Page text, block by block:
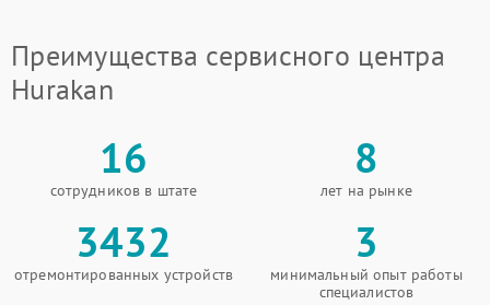
Преимущества сервисного центра
Hurakan
16
сотрудников в штате
8
лет на рынке
3432
отремонтированных устройств
3
минимальный опыт работы
специалистов